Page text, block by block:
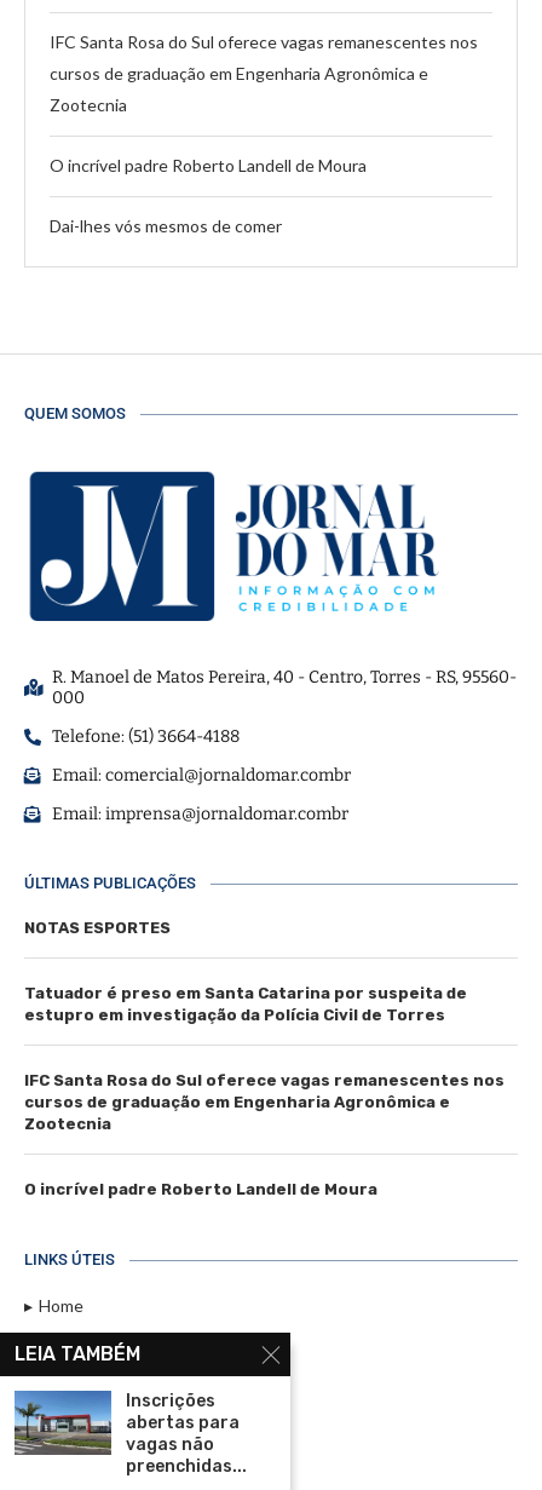
IFC Santa Rosa do Sul oferece vagas remanescentes nos
cursos de graduação em Engenharia Agronômica e
Zootecnia
O incrível padre Roberto Landell de Moura
Dai-lhes vós mesmos de comer
QUEM SOMOS
R. Manoel de Matos Pereira, 40 - Centro, Torres - RS, 95560-
000
Telefone: (51) 3664-4188
Email:comercial@jornaldomar.combr
Email:imprensa@jornaldomar.combr
ÚLTIMAS PUBLICAÇÕES
NOTAS ESPORTES
Tatuador é preso em Santa Catarina por suspeita de
estupro em investigação da Polícia Civil de Torres
IFC Santa Rosa do Sul oferece vagas remanescentes nos
cursos de graduação em Engenharia Agronômica e
Zootecnia
O incrível padre Roberto Landell de Moura
LINKS ÚTEIS
Home
Assinar
Contato
Política de Privacidade
Rádio Maristela - Ao Vivo
LEIA TAMBÉM
Inscrições
abertas para
vagas não
preenchidas...